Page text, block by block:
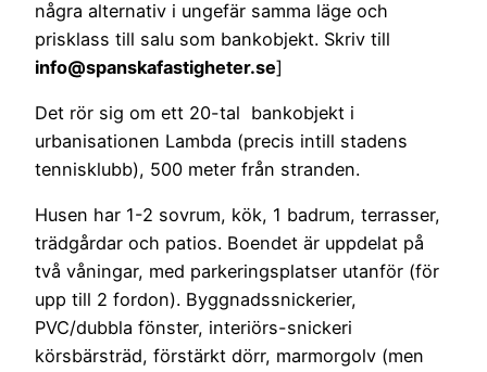
några alternativ i ungefär samma läge och
prisklass till salu som bankobjekt. Skriv till
info@spanskafastigheter.se]
Det rör sig om ett 20-tal bankobjekt i
urbanisationen Lambda (precis intill stadens
tennisklubb), 500 meter från stranden.
Husen har 1-2 sovrum, kök, 1 badrum, terrasser,
trädgårdar och patios. Boendet är uppdelat på
två våningar, med parkeringsplatser utanför (för
upp till 2 fordon). Byggnadssnickerier,
PVC/dubbla fönster, interiörs-snickeri
körsbärsträd, förstärkt dörr, marmorgolv (men